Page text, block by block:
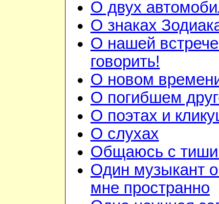
О двух
О знаках
О нашей
говорить!
О новом
О погибшем
О поэтах и
О слухах
Общаюсь с
Один музыкант
мне пространно